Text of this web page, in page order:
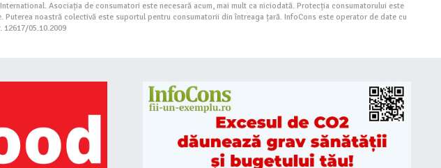
Asociația de consumatori este necesară acum, mai mult ca niciodată. Protecția consumatorului este
noastră colectivă este suportul pentru consumatorii din întreaga țară. InfoCons este operator de date cu
05.10.2009